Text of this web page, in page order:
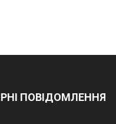
ПОВІДОМЛЕННЯ